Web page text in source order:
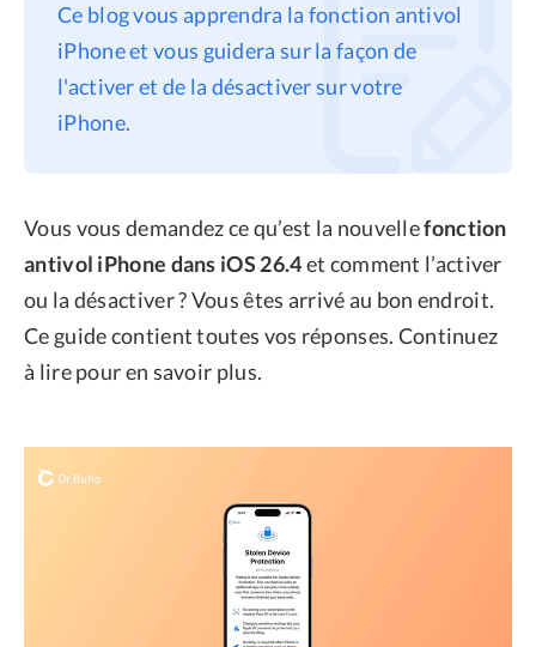
Confidentialité
Conditions générales
Ce blog vous apprendra la fonction antivol
iPhone et vous guidera sur la façon de
l'activer et de la désactiver sur votre
iPhone.
Vous vous demandez ce qu’est la nouvellefonction
antivol iPhone dans iOS 26.4et comment l’activer
ou la désactiver ? Vous êtes arrivé au bon endroit.
Ce guide contient toutes vos réponses. Continuez
à lire pour en savoir plus.